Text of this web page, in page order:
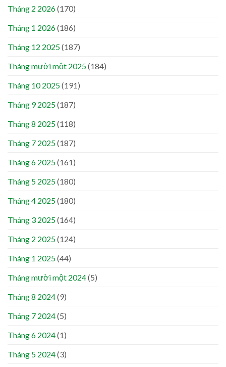
Tháng 2 2026(170)
Tháng 1 2026(186)
Tháng 12 2025(187)
Tháng mười một 2025(184)
Tháng 10 2025(191)
Tháng 9 2025(187)
Tháng 8 2025(118)
Tháng 7 2025(187)
Tháng 6 2025(161)
Tháng 5 2025(180)
Tháng 4 2025(180)
Tháng 3 2025(164)
Tháng 2 2025(124)
Tháng 1 2025(44)
Tháng mười một 2024(5)
Tháng 8 2024(9)
Tháng 7 2024(5)
Tháng 6 2024(1)
Tháng 5 2024(3)